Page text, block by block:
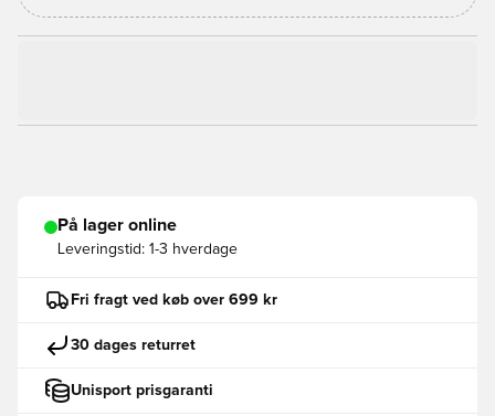
På lager online
Leveringstid: 1-3 hverdage
Fri fragt ved køb over 699 kr
30 dages returret
Unisport prisgaranti